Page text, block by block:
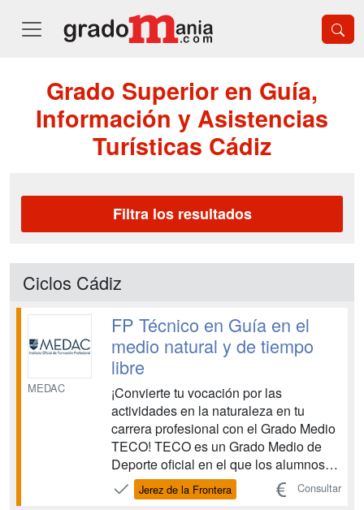
Grado Superior en Guía,
Información y Asistencias
Turísticas Cádiz
Filtra los resultados
Ciclos Cádiz
MEDAC
FP Técnico en Guía en el
medio natural y de tiempo
libre
¡Convierte tu vocación por las
actividades en la naturaleza en tu
carrera profesional con el Grado Medio
TECO! TECO es un Grado Medio de
Deporte oficial en el que los alumnos
aprenderán a dirigir actividades físico-
deportivas en la naturaleza tales como
Jerez de la Frontera Consultar